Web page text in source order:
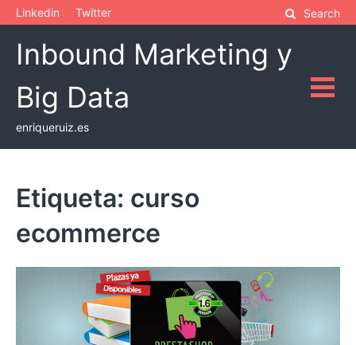
Skip
content
Linkedin Twitter Search
Inbound Marketing y
Big Data
enriqueruiz.es
Etiqueta: curso
ecommerce